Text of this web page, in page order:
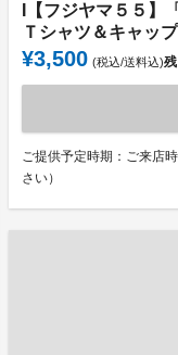
I【フジヤマ５５】
Ｔシャツ＆キャッ
¥3,500 (税込/送料込)
ご提供予定時期：ご来店
さい）